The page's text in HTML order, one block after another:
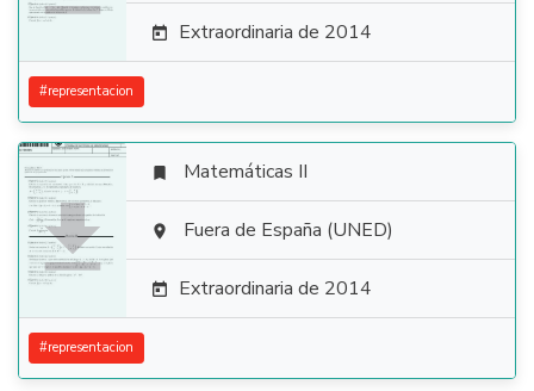
 Extraordinaria de 2014
#representacion

 Matemáticas II
 Fuera de España (UNED)
 Extraordinaria de 2014
#representacion